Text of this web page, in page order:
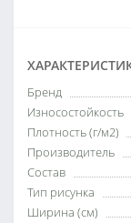
Бренд
Износостойкость
Плотность (г/м2)
Производитель
Состав
Тип рисунка
Ширина (см)